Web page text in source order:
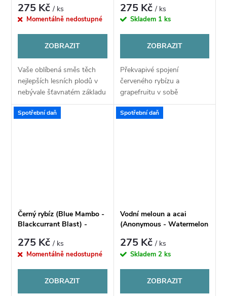
Shake & Vape 12ML
275 Kč/ ks
Momentálně nedostupné
ZOBRAZIT
Vaše oblíbená směs těch
nejlepších lesních plodů v
nebývale šťavnatém základu
s krásně osvěžujícími
chladivými tóny.
Shake & Vape 12ML
275 Kč/ ks
Skladem 1 ks
ZOBRAZIT
Překvapivé spojení
červeného rybízu a
grapefruitu v sobě
kombinuje sladké, kyselé i
nahořklé tóny, které
Spotřební daň
Černý rybíz (Blue Mambo -
Blackcurrant Blast) -
& Vape 12ML
275 Kč/ ks
Momentálně nedostupné
ZOBRAZIT
Spotřební daň
Vodní meloun a acai
(Anonymous - Watermelon
Shake & Vape 12ML
275 Kč/ ks
Skladem 2 ks
ZOBRAZIT